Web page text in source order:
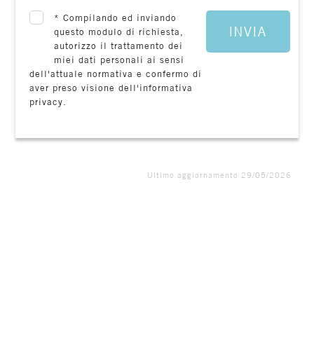
*Compilando ed inviando
questo modulo di richiesta,
autorizzo il trattamento dei
miei dati personali ai sensi
dell'attuale normativa e confermo di
aver preso visione dell'informativa
privacy.
INVIA
Ultimo aggiornamento 29/05/2026